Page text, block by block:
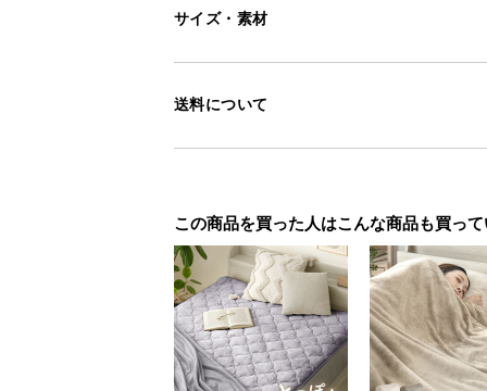
サイズ・素材
送料について
この商品を買った人はこんな商品も買っ